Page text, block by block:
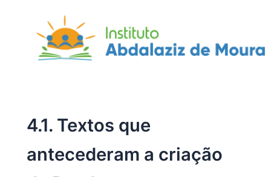
4.1. Textos que
antecederam a criação